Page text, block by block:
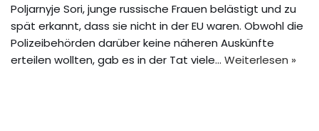
Poljarnyje Sori, junge russische Frauen belästigt und zu
spät erkannt, dass sie nicht in der EU waren. Obwohl die
Polizeibehörden darüber keine näheren Auskünfte
erteilen wollten, gab es in der Tat viele… Weiterlesen »